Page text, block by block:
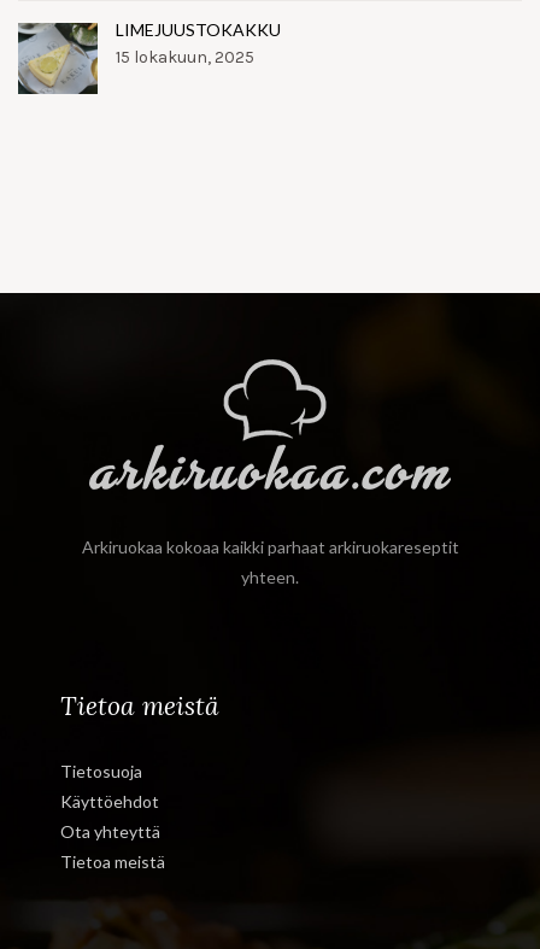
LIMEJUUSTOKAKKU
15 lokakuun, 2025
Arkiruokaa kokoaa kaikki parhaat arkiruokareseptit
yhteen.
Tietoa meistä
Tietosuoja
Käyttöehdot
Ota yhteyttä
Tietoa meistä